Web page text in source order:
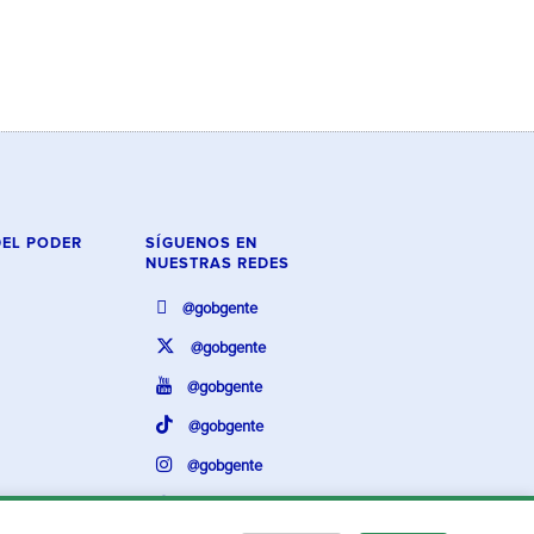
PODER
SÍGUENOS EN
NUESTRAS REDES
@gobgente
@gobgente
@gobgente
@gobgente
@gobgente
@gobgente